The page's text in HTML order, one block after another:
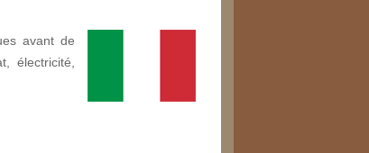
avant de
électricité,